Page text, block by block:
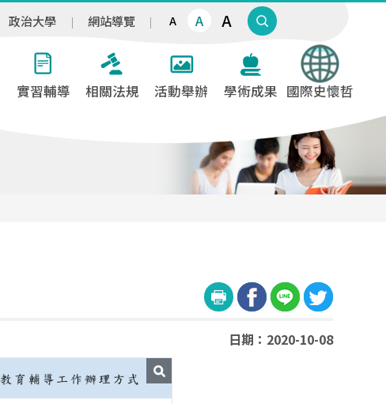
政治大學 網站導覽 A A A
實習輔導 相關法規 活動舉辦 學術成果 國際史懷哲
日期：2020-10-08